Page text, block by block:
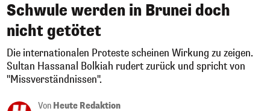
Schwule werden in Brunei doch
nicht getötet
Die internationalen Proteste scheinen Wirkung zu zeigen.
Sultan Hassanal Bolkiah rudert zurück und spricht von
"Missverständnissen".
Von Heute Redaktion